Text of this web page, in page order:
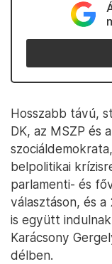
Hosszabb távú,
DK, az MSZP és
belpolitikai
parlamenti- és
választáson, és
is együtt
Karácsony
délben.